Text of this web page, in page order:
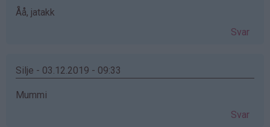
Åå, jatakk
Svar
Silje - 03.12.2019 - 09:33
Mummi
Svar